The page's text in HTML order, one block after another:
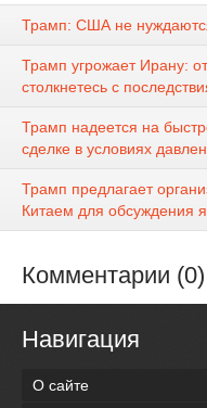
Трамп: США не
Трамп угрожает Ирану:
столкнетесь с
Трамп надеется на
сделке в условиях
Трамп предлагает
Китаем для обсуждения
Комментарии (0)
Навигация
О сайте